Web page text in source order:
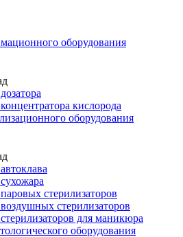
оборудования
кислорода
оборудования
стерилизаторов
стерилизаторов
для маникюра
оборудования